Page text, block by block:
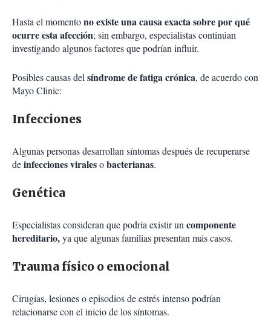
Hasta el momentono existe una causa exacta sobre por qué
ocurre esta afección; sin embargo, especialistas continúan
investigando algunos factores que podrían influir.
Posibles causas delsíndrome de fatiga crónica, de acuerdo con
Mayo Clinic:
Infecciones
Algunas personas desarrollan síntomas después de recuperarse
deinfecciones viralesobacterianas.
Genética
Especialistas consideran que podría existir uncomponente
hereditario,ya que algunas familias presentan más casos.
Trauma físico o emocional
Cirugías, lesiones o episodios de estrés intenso podrían
relacionarse con el inicio de los síntomas.